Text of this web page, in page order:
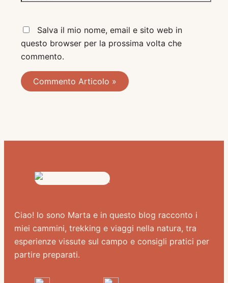
*o
w
e
b
Salva il mio nome, email e sito web in
questo browser per la prossima volta che
commento.
Ciao! Io sono Marta e in questo blog racconto i
miei cammini, trekking e viaggi nella natura, tra
esperienze vissute sul campo e consigli pratici per
partire preparati.